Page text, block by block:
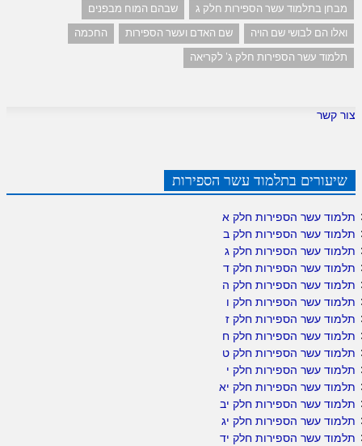
מבחן בתלמוד עשר הספירות חלק ג
שבהם המוח מבפנים
ואלו הם לבושי שם הויה
שם האדם ועשר הספירות
החכמה
תלמוד עשר הספירות חלק ג' לקריאה
צור קשר
שיעורים בתלמוד עשר הספירות
תלמוד עשר הספירות חלק א
תלמוד עשר הספירות חלק ב
תלמוד עשר הספירות חלק ג
תלמוד עשר הספירות חלק ד
תלמוד עשר הספירות חלק ה
תלמוד עשר הספירות חלק ו
תלמוד עשר הספירות חלק ז
תלמוד עשר הספירות חלק ח
תלמוד עשר הספירות חלק ט
תלמוד עשר הספירות חלק י
תלמוד עשר הספירות חלק יא
תלמוד עשר הספירות חלק יב
תלמוד עשר הספירות חלק יג
תלמוד עשר הספירות חלק יד